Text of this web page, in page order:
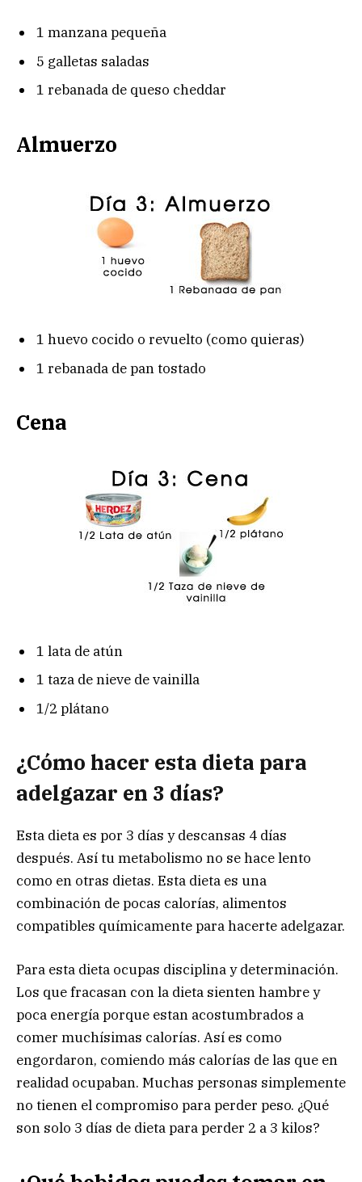
1 manzana pequeña
5 galletas saladas
1 rebanada de queso cheddar
Almuerzo
1 huevo cocido o revuelto (como quieras)
1 rebanada de pan tostado
Cena
1 lata de atún
1 taza de nieve de vainilla
1/2 plátano
¿Cómo hacer esta dieta para
adelgazar en 3 días?
Esta dieta es por 3 días y descansas 4 días
después. Así tu metabolismo no se hace lento
como en otras dietas. Esta dieta es una
combinación de pocas calorías, alimentos
compatibles químicamente para hacerte adelgazar.
Para esta dieta ocupas disciplina y determinación.
Los que fracasan con la dieta sienten hambre y
poca energía porque estan acostumbrados a
comer muchísimas calorías. Así es como
engordaron, comiendo más calorías de las que en
realidad ocupaban. Muchas personas simplemente
no tienen el compromiso para perder peso. ¿Qué
son solo 3 días de dieta para perder 2 a 3 kilos?